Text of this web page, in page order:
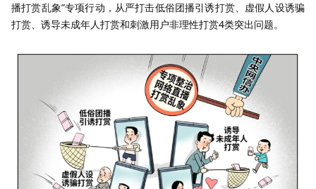
播打赏乱象”专项行动，从严打击低俗团播引诱打赏、虚假人设诱骗
打赏、诱导未成年人打赏和刺激用户非理性打赏4类突出问题。